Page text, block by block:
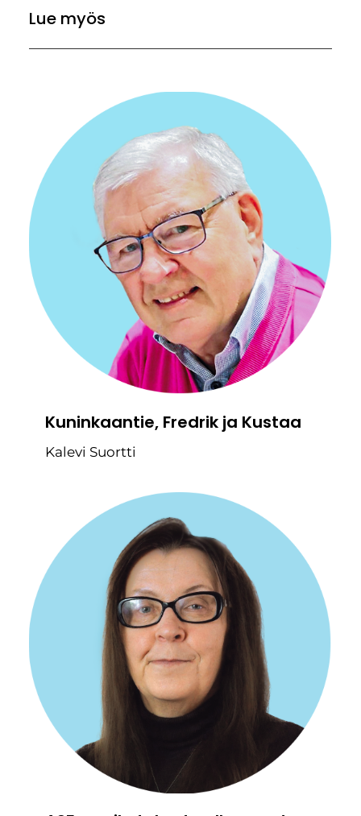
Lue myös
Kuninkaantie, Fredrik ja Kustaa
Kalevi Suortti